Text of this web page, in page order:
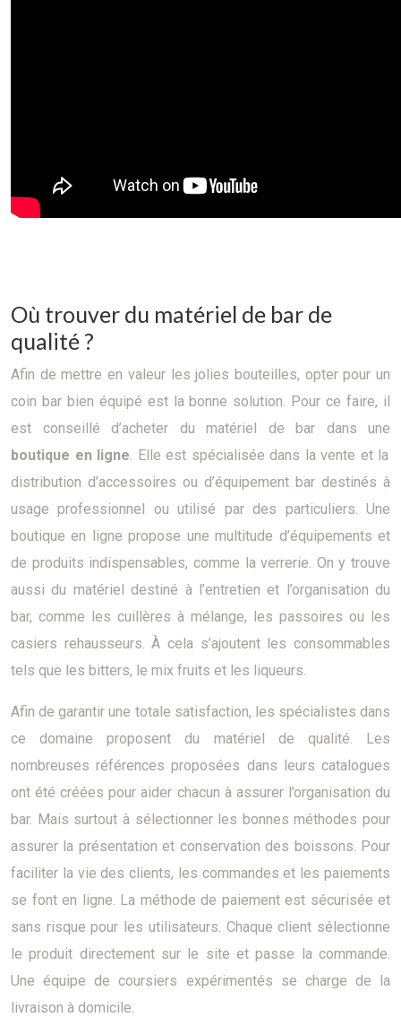
Où trouver du matériel de bar de
qualité ?
Afin de mettre en valeur les jolies bouteilles, opter pour un
coin bar bien équipé est la bonne solution. Pour ce faire, il
est conseillé d’acheter du matériel de bar dans une
boutique en ligne. Elle est spécialisée dans la vente et la
distribution d’accessoires ou d’équipement bar destinés à
usage professionnel ou utilisé par des particuliers. Une
boutique en ligne propose une multitude d’équipements et
de produits indispensables, comme la verrerie. On y trouve
aussi du matériel destiné à l’entretien et l’organisation du
bar, comme les cuillères à mélange, les passoires ou les
casiers rehausseurs. À cela s’ajoutent les consommables
tels que les bitters, le mix fruits et les liqueurs.
Afin de garantir une totale satisfaction, les spécialistes dans
ce domaine proposent du matériel de qualité. Les
nombreuses références proposées dans leurs catalogues
ont été créées pour aider chacun à assurer l’organisation du
bar. Mais surtout à sélectionner les bonnes méthodes pour
assurer la présentation et conservation des boissons. Pour
faciliter la vie des clients, les commandes et les paiements
se font en ligne. La méthode de paiement est sécurisée et
sans risque pour les utilisateurs. Chaque client sélectionne
le produit directement sur le site et passe la commande.
Une équipe de coursiers expérimentés se charge de la
livraison à domicile.